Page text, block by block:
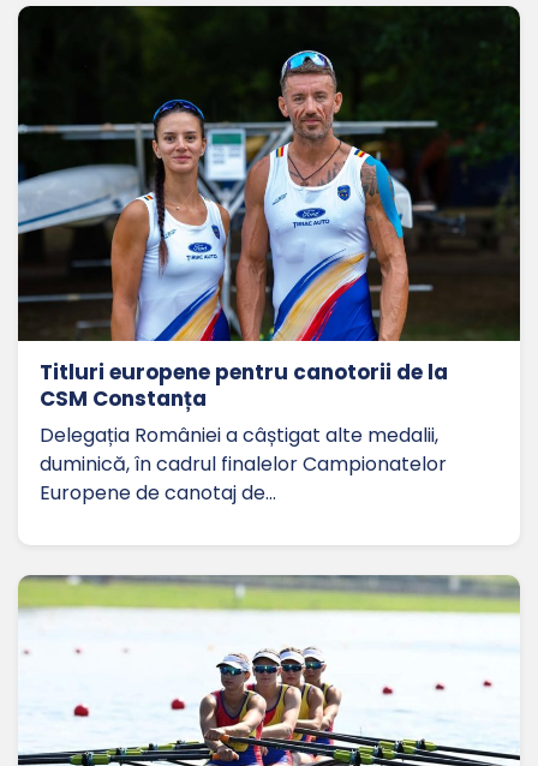
Titluri europene pentru canotorii de la
CSM Constanța
Delegația României a câștigat alte medalii,
duminică, în cadrul finalelor Campionatelor
Europene de canotaj de…